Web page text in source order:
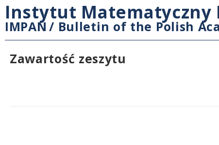
Instytut Matematyczny
IMPAN / Bulletin of the Polish
Zawartość zeszytu